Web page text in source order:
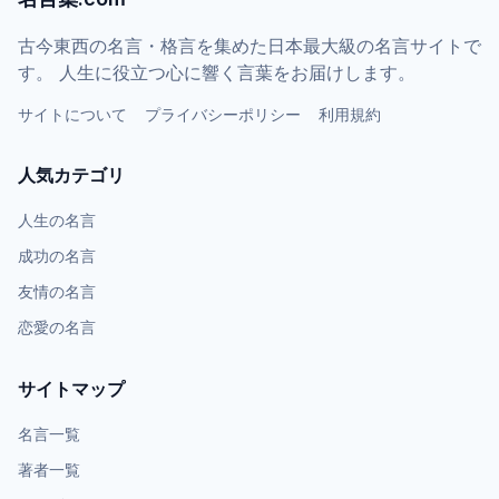
古今東西の名言・格言を集めた日本最大級の名言サイトで
す。 人生に役立つ心に響く言葉をお届けします。
サイトについて プライバシーポリシー 利用規約
人気カテゴリ
人生の名言
成功の名言
友情の名言
恋愛の名言
サイトマップ
名言一覧
著者一覧